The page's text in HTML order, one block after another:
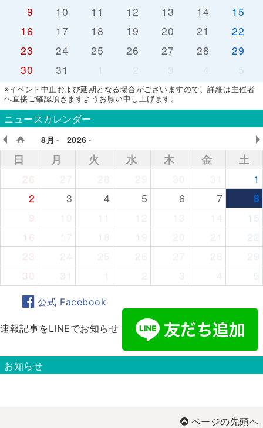
9
10 11 12 13 14
15
16
17 18 19 20 21
22
23
24 25 26 27 28
29
30
31 5
※イベント中止および延期となる場合がございますので、詳細は主催者
へ直接ご確認頂きますようお願い申し上げます。
ニュースカレンダー
8月
2026
日 月 火 水 木 金
土
26
1
2
3 4 5 6 7
8
9
15
16
22
23
29
30
5
公式 Facebook
速報記事をLINEでお知らせ
お知らせ
ページの先頭へ